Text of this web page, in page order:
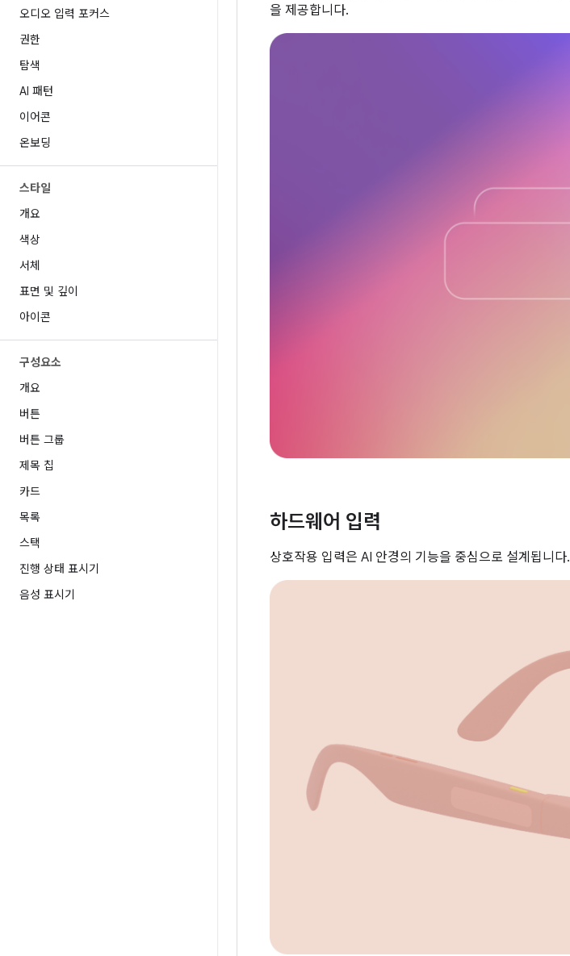
오디오 입력 포커스
권한
탐색
AI 패턴
이어콘
온보딩
스타일
개요
색상
서체
표면 및 깊이
아이콘
구성요소
개요
버튼
버튼 그룹
제목 칩
카드
목록
스택
진행 상태 표시기
음성 표시기
을 제공합니다.
하드웨어 입력
상호작용 입력은 AI 안경의 기능을 중심으로 설계됩니다.